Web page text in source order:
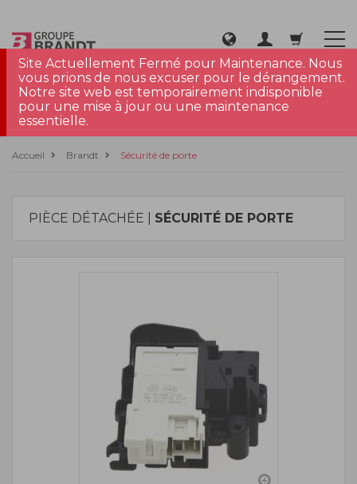
Site Actuellement Fermé pour Maintenance. Nous
vous prions de nous excuser pour le dérangement.
Notre site web est temporairement indisponible
pour une mise à jour ou une maintenance
essentielle.
Accueil Brandt Sécurité de porte
PIÈCE DÉTACHÉE | SÉCURITÉ DE PORTE